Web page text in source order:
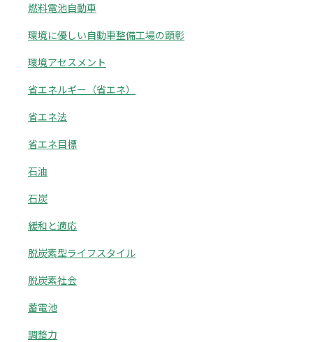
燃料電池自動車
環境に優しい自動車整備工場の顕彰
環境アセスメント
省エネルギー（省エネ）
省エネ法
省エネ目標
石油
石炭
緩和と適応
脱炭素型ライフスタイル
脱炭素社会
蓄電池
調整力